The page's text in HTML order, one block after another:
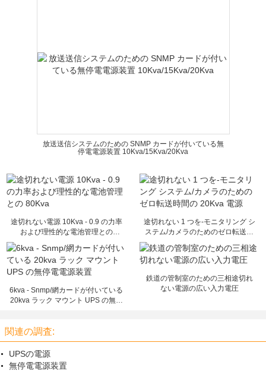
放送送信システムのための SNMP カードが付いている無
停電電源装置 10Kva/15Kva/20Kva
途切れない電源 10Kva - 0.9 の力率
および理性的な電池管理との
途切れない 1 つを-モニタリング シ
ステム/カメラのためのゼロ転送時
間の 20Kva 電源
6kva - Snmp/網カードが付いている
20kva ラック マウント UPS の無停
鉄道の管制室のための三相途切れ
ない電源の広い入力電圧
関連の調査:
UPSの電源
無停電電源装置